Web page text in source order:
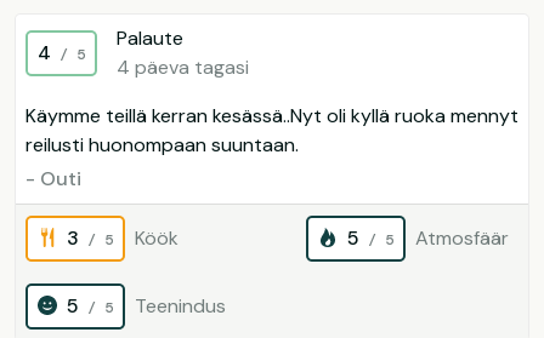
4 / 5
Palaute
4 päeva tagasi
Käymme teillä kerran kesässä..Nyt oli kyllä ruoka mennyt
reilusti huonompaan suuntaan.
- Outi
3 / 5 Köök 5 / 5 Atmosfäär
5 / 5 Teenindus